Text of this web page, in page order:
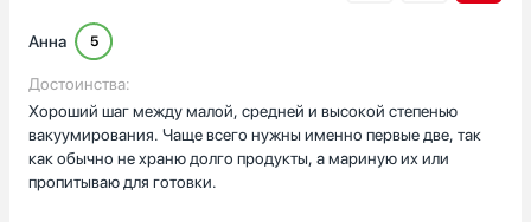
Анна 5
Достоинства:
Хороший шаг между малой, средней и высокой степенью
вакуумирования. Чаще всего нужны именно первые две, так
как обычно не храню долго продукты, а мариную их или
пропитываю для готовки.